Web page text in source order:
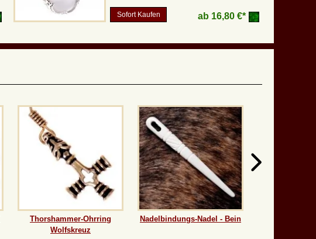
Sofort Kaufen ab 16,80 €*
Thorshammer-Ohrring
Wolfskreuz
Nadelbindungs-Nadel - Bein